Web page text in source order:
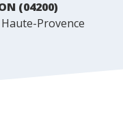
(04200)
Provence